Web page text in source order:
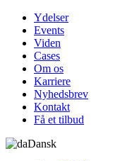
Ydelser
Events
Viden
Cases
Om os
Karriere
Nyhedsbrev
Kontakt
Få et tilbud
Dansk